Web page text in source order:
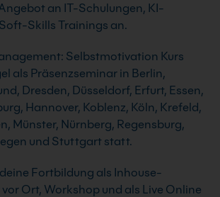
an IT-Schulungen, KI-
Skills Trainings an.
Selbstmotivation Kurs
als Präsenzseminar in Berlin,
Dresden, Düsseldorf, Erfurt, Essen,
Hannover, Koblenz, Köln, Krefeld,
Münster, Nürnberg, Regensburg,
und Stuttgart statt.
Fortbildung als Inhouse-
Ort, Workshop und als Live Online